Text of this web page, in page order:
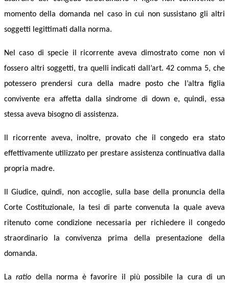
momento della domanda nel caso in cui non sussistano gli altri
soggetti legittimati dalla norma.
Nel caso di specie il ricorrente aveva dimostrato come non vi
fossero altri soggetti, tra quelli indicati dall’art. 42 comma 5, che
potessero prendersi cura della madre posto che l’altra figlia
convivente era affetta dalla sindrome di down e, quindi, essa
stessa aveva bisogno di assistenza.
Il ricorrente aveva, inoltre, provato che il congedo era stato
effettivamente utilizzato per prestare assistenza continuativa dalla
propria madre.
Il Giudice, quindi, non accoglie, sulla base della pronuncia della
Corte Costituzionale, la tesi di parte convenuta la quale aveva
ritenuto come condizione necessaria per richiedere il congedo
straordinario la convivenza prima della presentazione della
domanda.
Laratio della norma è favorire il più possibile la cura di un